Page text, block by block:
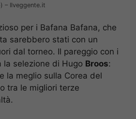
– Ilveggente.it
per i Bafana Bafana, che
sarebbero stati con un
dal torneo. Il pareggio con i
la selezione di Hugo Broos:
la meglio sulla Corea del
tra le migliori terze